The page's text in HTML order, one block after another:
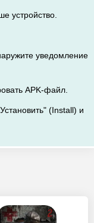
устройство.
уведомление
APK-файл.
(Install) и